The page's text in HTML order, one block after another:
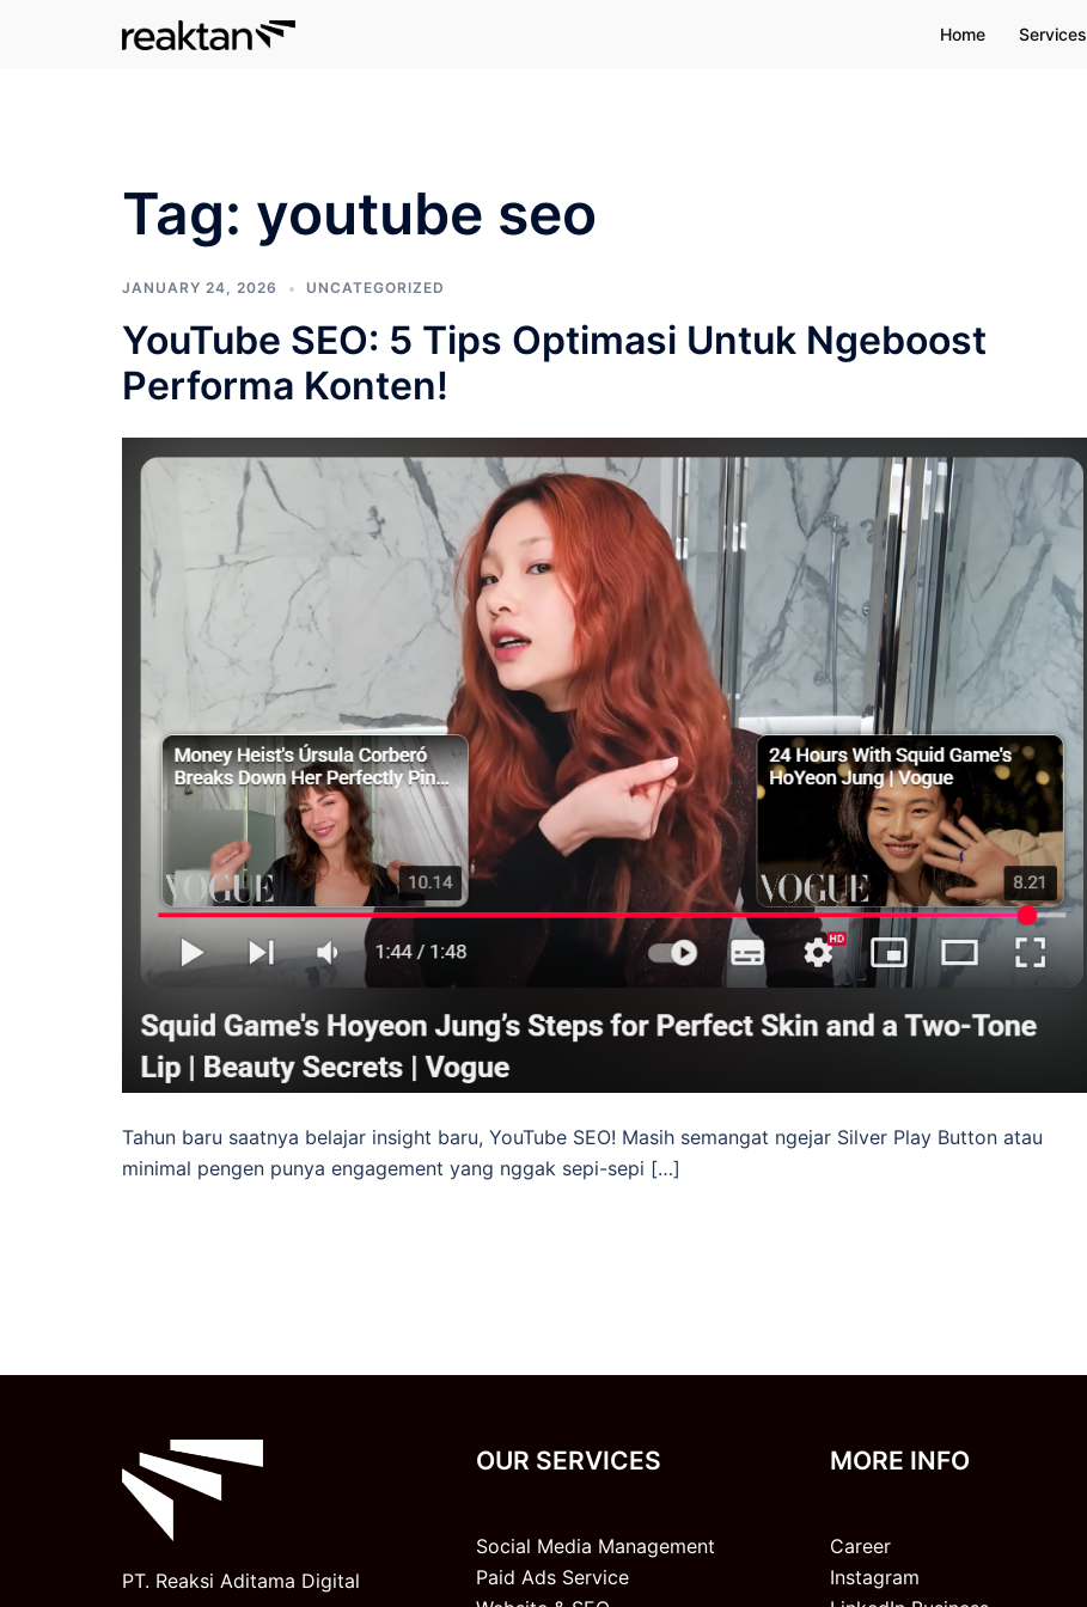
Home Services
Tag: youtube seo
JANUARY 24, 2026 UNCATEGORIZED
YouTube SEO: 5 Tips Optimasi Untuk Ngeboost
Performa Konten!
Tahun baru saatnya belajar insight baru, YouTube SEO! Masih semangat ngejar Silver Play Button atau
minimal pengen punya engagement yang nggak sepi-sepi […]
PT. Reaksi Aditama Digital
OUR SERVICES
Social Media Management
Paid Ads Service
MORE INFO
Career
Instagram